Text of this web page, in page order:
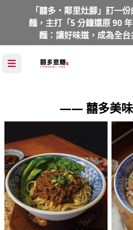
「囍多・鄰里灶腳」訂一
麵，主打「5 分鐘還原 90
麵：讓好味道，成為全台
—— 囍多美